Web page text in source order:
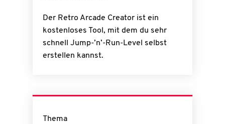
Der Retro Arcade Creator ist ein
kostenloses Tool, mit dem du sehr
schnell Jump-’n’-Run-Level selbst
erstellen kannst.
Thema